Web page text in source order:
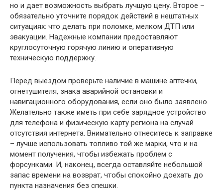
но и дает возможность выбрать лучшую цену. Второе –
обязательно уточните порядок действий в нештатных
ситуациях: что делать при поломке, мелком ДТП или
эвакуации. Надежные компании предоставляют
круглосуточную горячую линию и оперативную
техническую поддержку.
Перед выездом проверьте наличие в машине аптечки,
огнетушителя, знака аварийной остановки и
навигационного оборудования, если оно было заявлено.
Желательно также иметь при себе зарядное устройство
для телефона и физическую карту региона на случай
отсутствия интернета. Внимательно отнеситесь к заправке
– лучше использовать топливо той же марки, что и на
момент получения, чтобы избежать проблем с
форсунками. И, наконец, всегда оставляйте небольшой
запас времени на возврат, чтобы спокойно доехать до
пункта назначения без спешки.